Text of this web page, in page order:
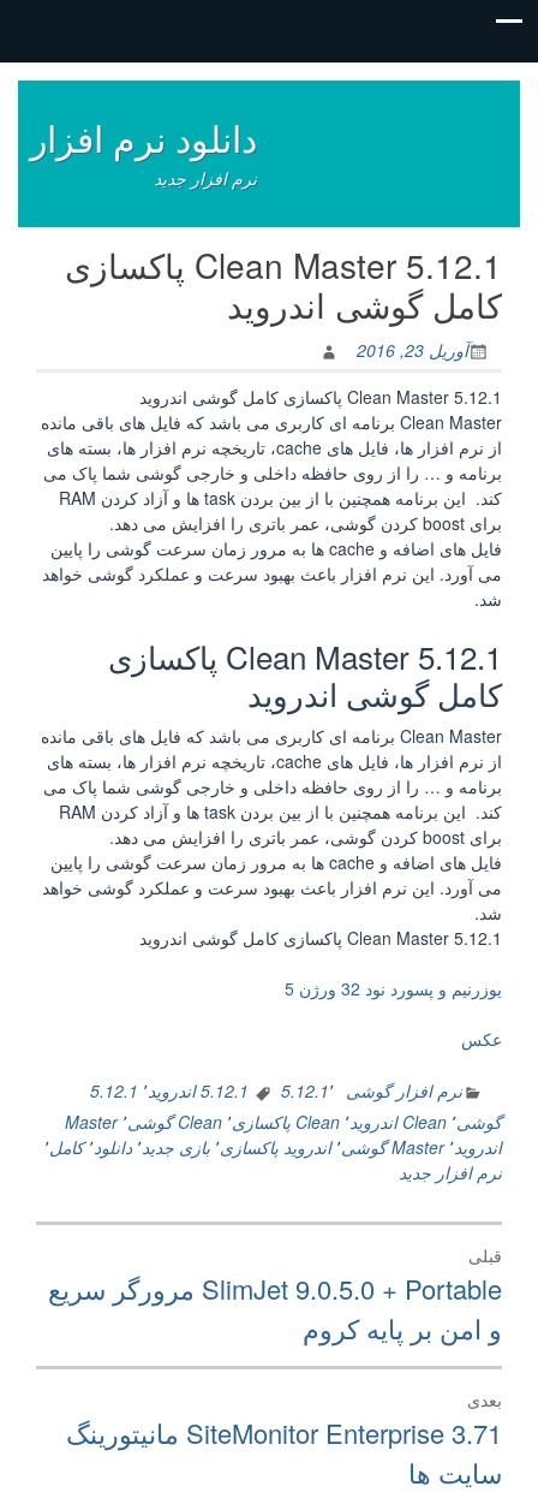
نوشته‌ها
دانلود نرم افزار
نرم افزار جدید
Clean Master 5.12.1 پاکسازی
کامل گوشی اندروید
آوریل 23, 2016
Clean Master 5.12.1 پاکسازی کامل گوشی اندروید
Clean Master برنامه ای کاربری می باشد که فایل های باقی مانده
از نرم افزار ها، فایل های cache، تاریخچه نرم افزار ها، بسته های
برنامه و … را از روی حافظه داخلی و خارجی گوشی شما پاک می
کند. این برنامه همچنین با از بین بردن task ها و آزاد کردن RAM
برای boost کردن گوشی، عمر باتری را افزایش می دهد.
فایل های اضافه و cache ها به مرور زمان سرعت گوشی را پایین
می آورد. این نرم افزار باعث بهبود سرعت و عملکرد گوشی خواهد
شد.
Clean Master 5.12.1 پاکسازی
کامل گوشی اندروید
Clean Master برنامه ای کاربری می باشد که فایل های باقی مانده
از نرم افزار ها، فایل های cache، تاریخچه نرم افزار ها، بسته های
برنامه و … را از روی حافظه داخلی و خارجی گوشی شما پاک می
کند. این برنامه همچنین با از بین بردن task ها و آزاد کردن RAM
برای boost کردن گوشی، عمر باتری را افزایش می دهد.
فایل های اضافه و cache ها به مرور زمان سرعت گوشی را پایین
می آورد. این نرم افزار باعث بهبود سرعت و عملکرد گوشی خواهد
شد.
Clean Master 5.12.1 پاکسازی کامل گوشی اندروید
یوزرنیم و پسورد نود 32 ورژن 5
عکس
نرم افزار گوشی 5.12.1٬ 5.12.1 اندروید ٬ 5.12.1
گوشی٬ Clean اندروید ٬ Clean پاکسازی ٬ Clean گوشی ٬ Master
اندروید٬ Master گوشی ٬ اندروید پاکسازی٬ بازی جدید٬ دانلود٬ کامل٬
نرم افزار جدید
راهبری
نوشته
قبلی
نوشته
قبلی:
SlimJet 9.0.5.0 + Portable مرورگر سریع
و امن بر پایه کروم
بعدی
نوشته
بعدی:
SiteMonitor Enterprise 3.71 مانیتورینگ
سایت ها